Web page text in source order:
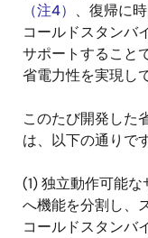
（注4） 、復帰に
コールドスタンバ
サポートすること
省電力性を実現し
このたび開発した
は、以下の通りです
(1) 独立動作可能な
へ機能を分割し、
コールドスタンバ